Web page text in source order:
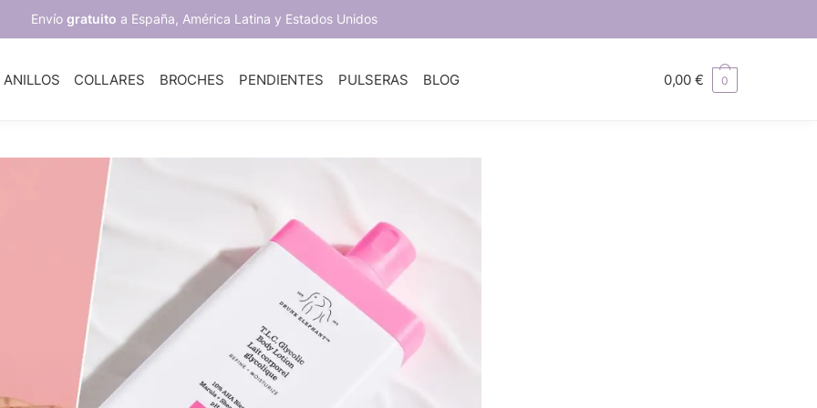
Envío gratuito a España, América Latina y Estados Unidos
ANILLOS COLLARES BROCHES PENDIENTES PULSERAS BLOG 0,00€ 0